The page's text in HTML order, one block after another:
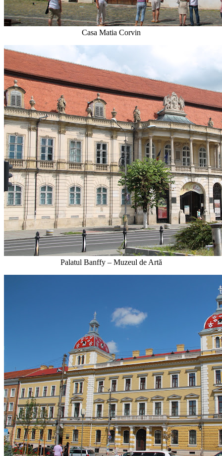
Casa Matia Corvin
Palatul Banffy – Muzeul de Artă